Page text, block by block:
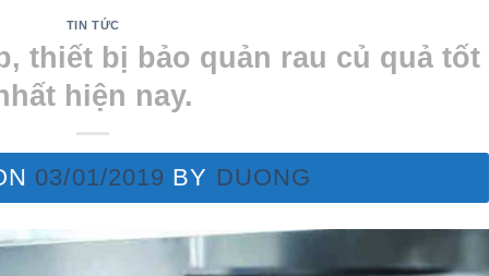
TIN TỨC
thiết bị bảo quản rau củ quả tốt
hiện nay.
03/01/2019 BY DUONG